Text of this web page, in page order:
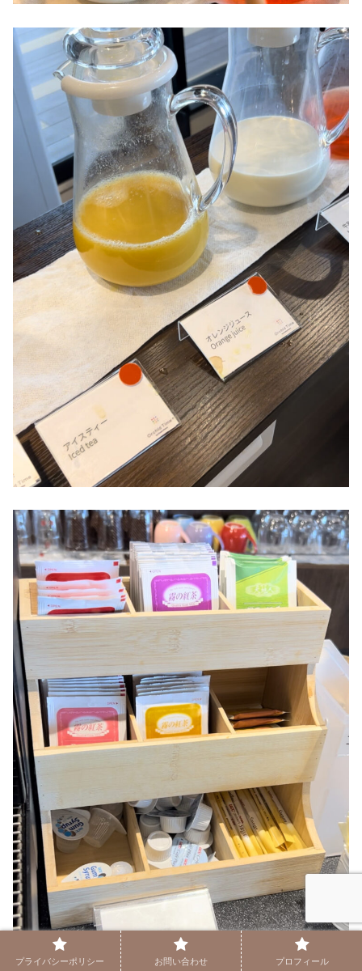
プライバシーポリシー お問い合わせ プロフィール